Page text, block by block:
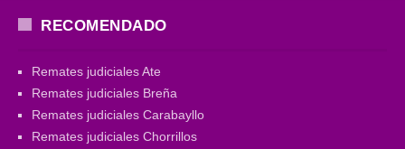
RECOMENDADO
Remates judiciales Ate
Remates judiciales Breña
Remates judiciales Carabayllo
Remates judiciales Chorrillos